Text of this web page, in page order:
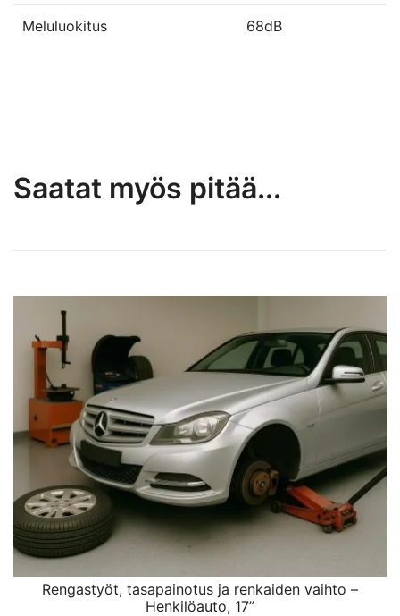
Meluluokitus 68dB
Saatat myös pitää...
Rengastyöt, tasapainotus ja renkaiden vaihto –
Henkilöauto, 17”